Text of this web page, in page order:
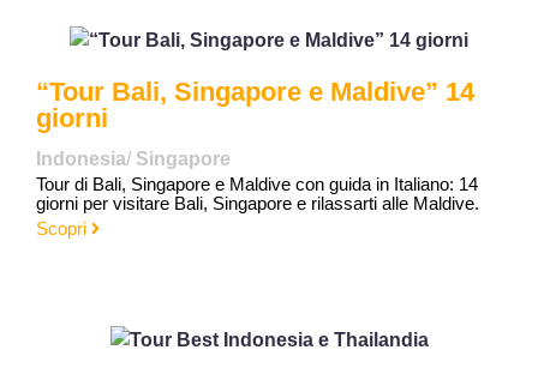
“Tour Bali, Singapore e Maldive” 14
giorni
Indonesia/ Singapore
Tour di Bali, Singapore e Maldive con guida in Italiano: 14
giorni per visitare Bali, Singapore e rilassarti alle Maldive.
Scopri